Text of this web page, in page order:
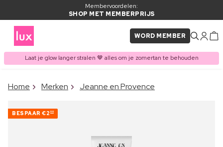
Membervoordelen:
SHOP MET MEMBERPRIJS
WORD MEMBER
Laat je glow langer stralen 🤎 alles om je zomertan te behouden
ITEM TOEGEVOEGD AAN
Home Merken Jeanne en Provence
BESPAAR €2 00